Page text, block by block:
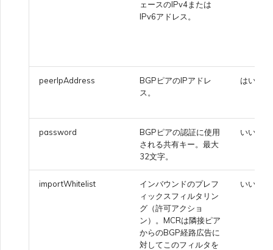
ェースのIPv4または
IPv6アドレス。
peerIpAddress
BGPピアのIPアドレ
ス。
はい
password
BGPピアの認証に使用
される共有キー。最大
32文字。
いいえ
importWhitelist
インバウンドのプレフ
ィックスフィルタリン
グ（許可アクショ
ン）。MCRは隣接ピア
からのBGP経路広告に
対してこのフィルタを
いいえ